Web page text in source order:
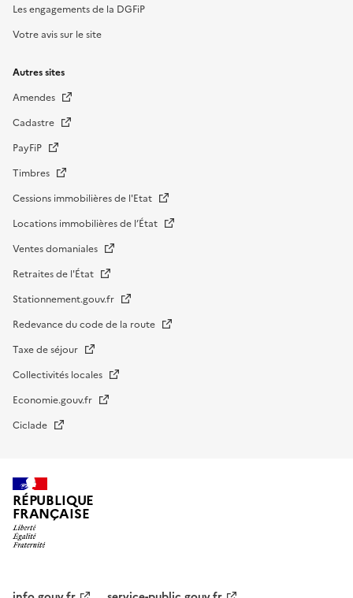
Les engagements de la DGFiP
Votre avis sur le site
Autres sites
Amendes
Cadastre
PayFiP
Timbres
Cessions immobilières de l'Etat
Locations immobilières de l’État
Ventes domaniales
Retraites de l'État
Stationnement.gouv.fr
Redevance du code de la route
Taxe de séjour
Collectivités locales
Economie.gouv.fr
Ciclade
RÉPUBLIQUE
FRANÇAISE